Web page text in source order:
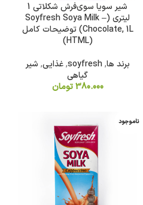
شیر سویا سوی‌فرش شکلاتی 1
لیتری (Soyfresh Soya Milk –
Chocolate, 1L) توضیحات کامل
(HTML)
برند ها,
soyfresh
,غذایی, شیر
گیاهی
380.000 تومان
ناموجود